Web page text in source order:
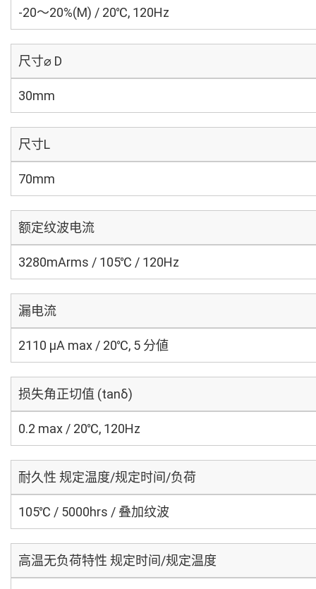
-20～20%(M) / 20℃, 120Hz
尺寸⌀ D
30mm
尺寸L
70mm
额定纹波电流
3280mArms / 105℃ / 120Hz
漏电流
2110 μA max / 20℃, 5 分値
损失角正切值 (tanδ)
0.2 max / 20℃, 120Hz
耐久性 规定温度/规定时间/负荷
105℃ / 5000hrs / 叠加纹波
高温无负荷特性 规定时间/规定温度